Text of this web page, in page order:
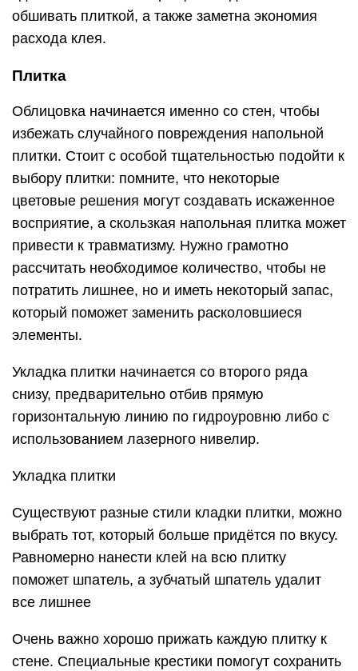
обшивать плиткой, а также заметна экономия
расхода клея.
Плитка
Облицовка начинается именно со стен, чтобы
избежать случайного повреждения напольной
плитки. Стоит с особой тщательностью подойти к
выбору плитки: помните, что некоторые
цветовые решения могут создавать искаженное
восприятие, а скользкая напольная плитка может
привести к травматизму. Нужно грамотно
рассчитать необходимое количество, чтобы не
потратить лишнее, но и иметь некоторый запас,
который поможет заменить расколовшиеся
элементы.
Укладка плитки начинается со второго ряда
снизу, предварительно отбив прямую
горизонтальную линию по гидроуровню либо с
использованием лазерного нивелир.
Укладка плитки
Существуют разные стили кладки плитки, можно
выбрать тот, который больше придётся по вкусу.
Равномерно нанести клей на всю плитку
поможет шпатель, а зубчатый шпатель удалит
все лишнее
Очень важно хорошо прижать каждую плитку к
стене. Специальные крестики помогут сохранить